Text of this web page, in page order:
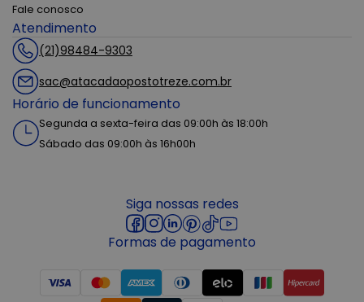
Fale conosco
Atendimento
(21)98484-9303
sac@atacadaopostotreze.com.br
Horário de funcionamento
Segunda a sexta-feira das 09:00h às 18:00h
Sábado das 09:00h às 16h00h
Siga nossas redes
Formas de pagamento